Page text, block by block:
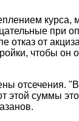
курса,
при
отказ от
чтобы он
отсечения.
этой суммы